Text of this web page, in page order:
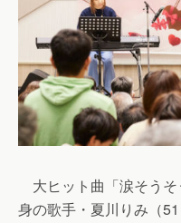
大ヒット曲「涙そう
身の歌手・夏川りみ（